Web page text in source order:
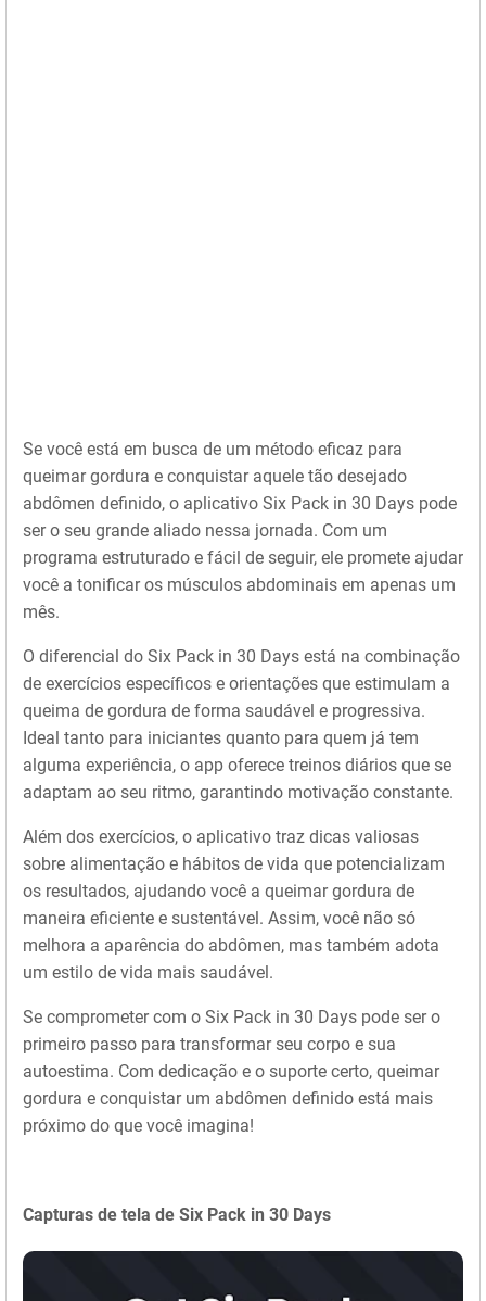
Se você está em busca de um método eficaz para
queimar gordura e conquistar aquele tão desejado
abdômen definido, o aplicativo Six Pack in 30 Days pode
ser o seu grande aliado nessa jornada. Com um
programa estruturado e fácil de seguir, ele promete ajudar
você a tonificar os músculos abdominais em apenas um
mês.
O diferencial do Six Pack in 30 Days está na combinação
de exercícios específicos e orientações que estimulam a
queima de gordura de forma saudável e progressiva.
Ideal tanto para iniciantes quanto para quem já tem
alguma experiência, o app oferece treinos diários que se
adaptam ao seu ritmo, garantindo motivação constante.
Além dos exercícios, o aplicativo traz dicas valiosas
sobre alimentação e hábitos de vida que potencializam
os resultados, ajudando você a queimar gordura de
maneira eficiente e sustentável. Assim, você não só
melhora a aparência do abdômen, mas também adota
um estilo de vida mais saudável.
Se comprometer com o Six Pack in 30 Days pode ser o
primeiro passo para transformar seu corpo e sua
autoestima. Com dedicação e o suporte certo, queimar
gordura e conquistar um abdômen definido está mais
próximo do que você imagina!
Capturas de tela de Six Pack in 30 Days